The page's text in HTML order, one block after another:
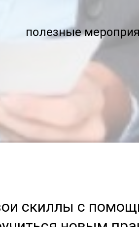
полезные
скиллы с